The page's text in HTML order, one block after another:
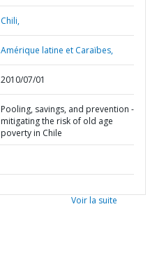
Chili,
Amérique latine et Caraïbes,
2010/07/01
Pooling, savings, and prevention -
mitigating the risk of old age
poverty in Chile
Voir la suite